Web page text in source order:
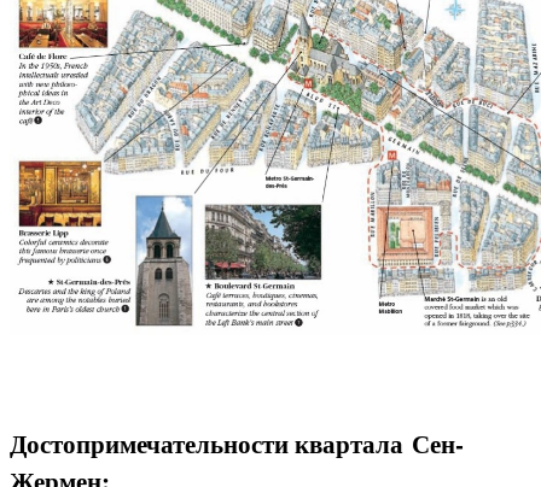
Достопримечательности квартала Сен-